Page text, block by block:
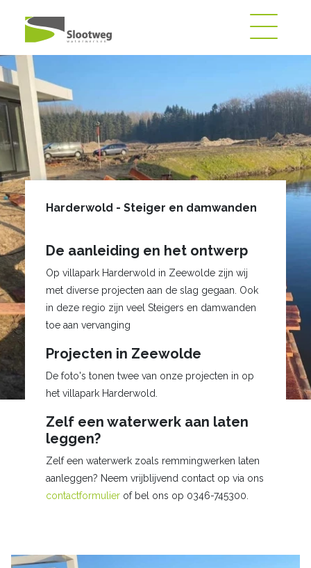
Harderwold - Steiger en damwanden
De aanleiding en het ontwerp
Op villapark Harderwold in Zeewolde zijn wij
met diverse projecten aan de slag gegaan. Ook
in deze regio zijn veel Steigers en damwanden
toe aan vervanging
Projecten in Zeewolde
De foto's tonen twee van onze projecten in op
het villapark Harderwold.
Zelf een waterwerk aan laten
leggen?
Zelf een waterwerk zoals remmingwerken laten
aanleggen? Neem vrijblijvend contact op via ons
contactformulier of bel ons op 0346-745300.